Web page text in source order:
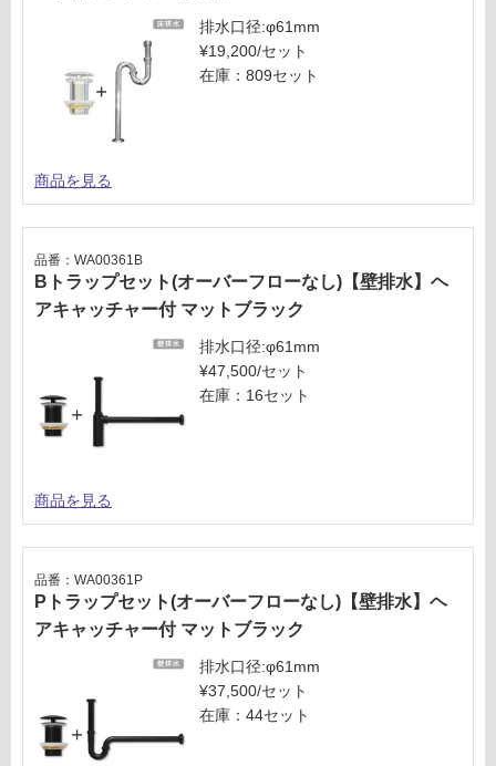
排水口径:φ61mm
¥19,200/セット
在庫：809セット
商品を見る
Bトラップセット(オーバーフローなし)【壁排水】ヘ
アキャッチャー付 マットブラック
品番：WA00361B
排水口径:φ61mm
¥47,500/セット
在庫：16セット
商品を見る
Pトラップセット(オーバーフローなし)【壁排水】ヘ
アキャッチャー付 マットブラック
品番：WA00361P
排水口径:φ61mm
¥37,500/セット
在庫：44セット